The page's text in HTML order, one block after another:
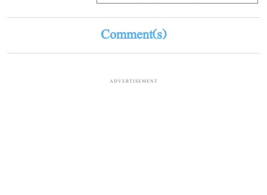
Comment(s)
ADVERTISEMENT